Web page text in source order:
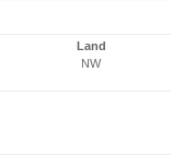
Land
NW